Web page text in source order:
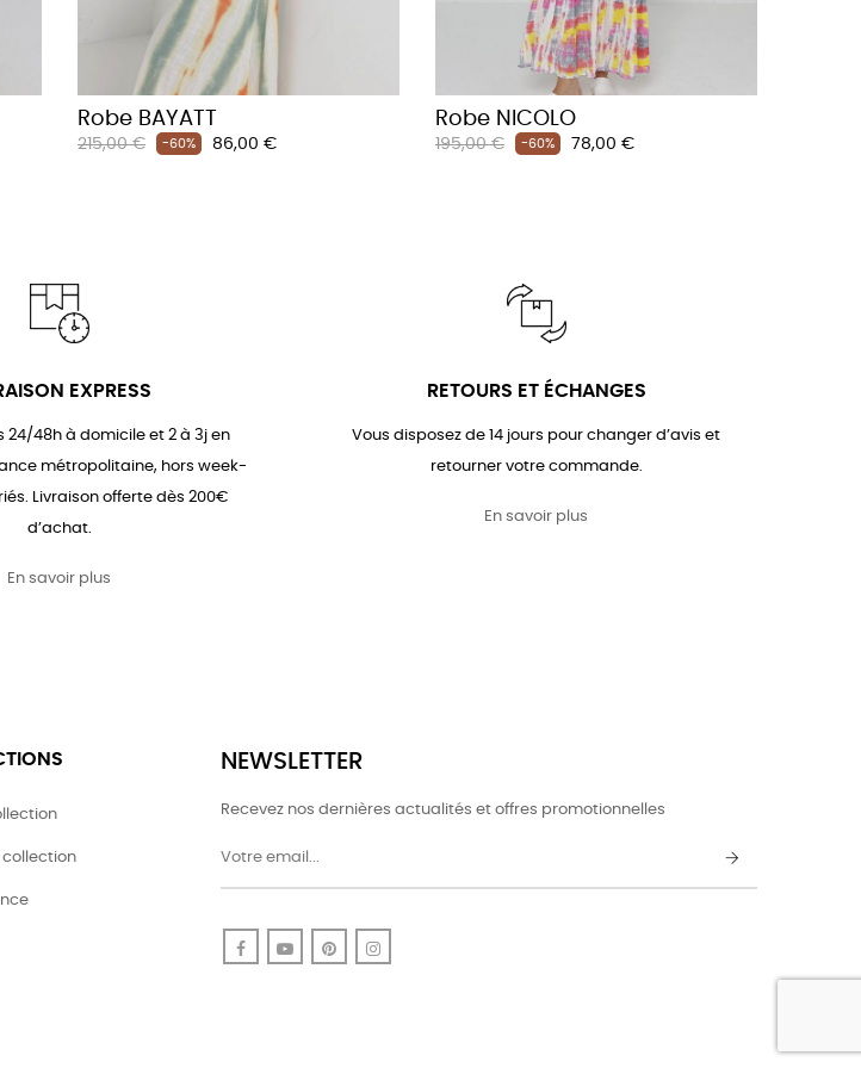
Robe BAYATT
Prix
215,00 € -60% Prix
86,00 €
Robe NICOLO
Prix
195,00 € -60% Prix
78,00 €
EXPRESS
24/48h à domicile et 2 à 3j en
métropolitaine, hors week-
Livraison offerte dès 200€
d’achat.
En savoir plus
RETOURS ET ÉCHANGES
Vous disposez de 14 jours pour changer d’avis et
retourner votre commande.
En savoir plus
collection
NEWSLETTER
Recevez nos dernières actualités et offres promotionnelles
FacebookYouTubePinterest